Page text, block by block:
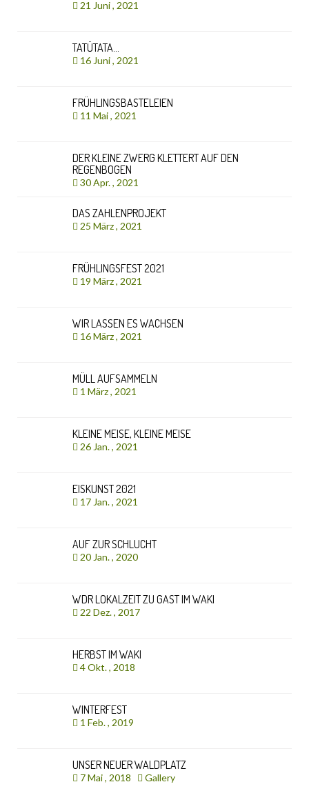
21 Juni , 2021
TATÜTATA…
16 Juni , 2021
FRÜHLINGSBASTELEIEN
11 Mai , 2021
DER KLEINE ZWERG KLETTERT AUF DEN
REGENBOGEN
30 Apr. , 2021
DAS ZAHLENPROJEKT
25 März , 2021
FRÜHLINGSFEST 2021
19 März , 2021
WIR LASSEN ES WACHSEN
16 März , 2021
MÜLL AUFSAMMELN
1 März , 2021
KLEINE MEISE, KLEINE MEISE
26 Jan. , 2021
EISKUNST 2021
17 Jan. , 2021
AUF ZUR SCHLUCHT
20 Jan. , 2020
WDR LOKALZEIT ZU GAST IM WAKI
22 Dez. , 2017
HERBST IM WAKI
4 Okt. , 2018
WINTERFEST
1 Feb. , 2019
UNSER NEUER WALDPLATZ
7 Mai , 2018 Gallery